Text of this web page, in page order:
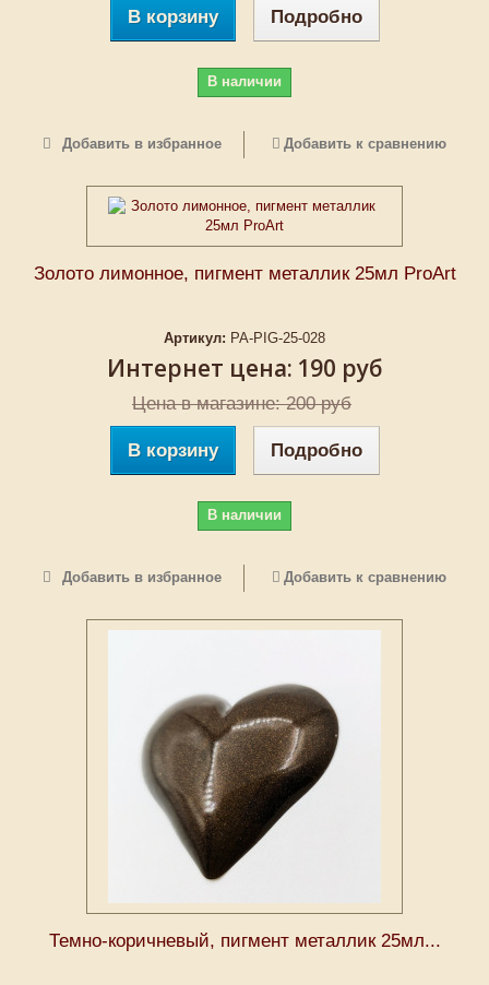
В корзину Подробно
В наличии
Добавить в избранное Добавить к сравнению
Золото лимонное, пигмент металлик 25мл ProArt
Артикул: PA-PIG-25-028
Интернет цена: 190 руб
Цена в магазине: 200 руб
В корзину Подробно
В наличии
Добавить в избранное Добавить к сравнению
Темно-коричневый, пигмент металлик 25мл...